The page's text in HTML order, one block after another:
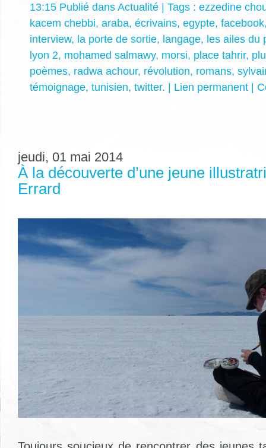
13:15 Publié dans Actualité | Tags : ezzedine
kacem chebbi, araba, écrivains, egypte, facebook
interview, la porte de sortie, langage, les ailes du
lyon 2, mohamed salmawy, morsi, place tahrir,
poèmes, radwa achour, révolution, romans,
témoignage, tunisien, twitter. | Lien permanent |
jeudi, 01 mai 2014
À la découverte d’une jeune
Errard